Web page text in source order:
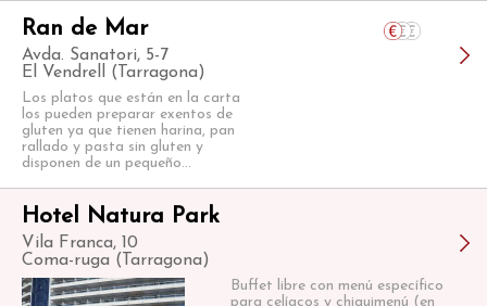
Ran de Mar
Avda. Sanatori, 5-7
El Vendrell (Tarragona)
Los platos que están en la carta
los pueden preparar exentos de
gluten ya que tienen harina, pan
rallado y pasta sin gluten y
disponen de un pequeño...
Hotel Natura Park
Vila Franca, 10
Coma-ruga (Tarragona)
Buffet libre con menú específico
para celíacos y chiquimenú (en